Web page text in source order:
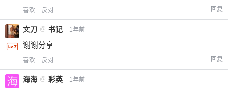
喜欢 反对 回复
文刀 @ 书记 1年前
谢谢分享
喜欢 反对 回复
海海 @ 彩英 1年前